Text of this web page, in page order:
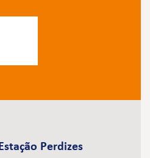
Perdizes